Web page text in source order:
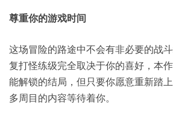
尊重你的游戏时间
这场冒险的路途中不会有非必要的战
复打怪练级完全取决于你的喜好，本
能解锁的结局，但只要你愿意重新踏
多周目的内容等待着你。